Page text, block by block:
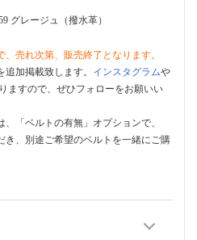
グレージュ（撥水革）
売れ次第、販売終了となります。
加掲載致します。 インスタグラムや
ますので、ぜひフォローをお願いい
「ベルトの有無」オプションで、
き、別途ご希望のベルトを一緒にご購